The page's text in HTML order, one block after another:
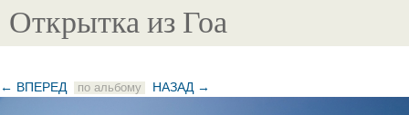
Открытка из Гоа
← ВПЕРЕД по альбому НАЗАД →